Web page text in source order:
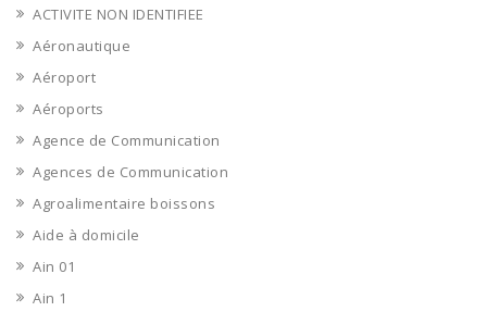
ACTIVITE NON IDENTIFIEE
Aéronautique
Aéroport
Aéroports
Agence de Communication
Agences de Communication
Agroalimentaire boissons
Aide à domicile
Ain 01
Ain 1